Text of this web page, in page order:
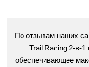
По отзывам наших
Trail Racing 2-в-1
обеспечивающее